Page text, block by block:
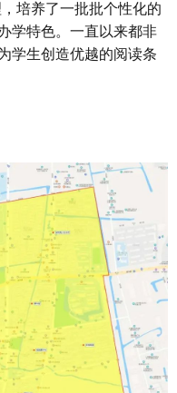
培养了一批批个性化的
学特色。一直以来都非
学生创造优越的阅读条